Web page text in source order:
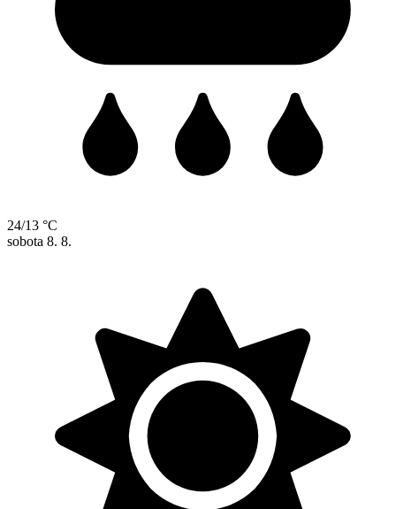
24/13 °C
sobota 8. 8.